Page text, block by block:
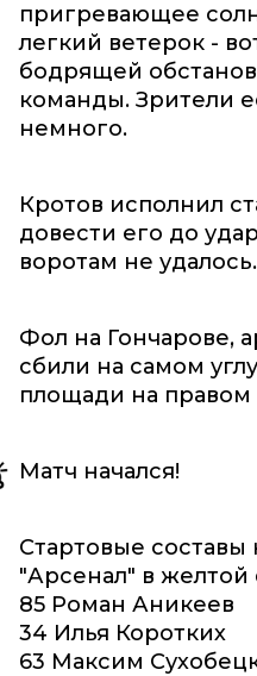
пригревающее
легкий ветерок -
бодрящей
команды. Зрители
немного.
Кротов исполнил
довести его до
воротам не удалось.
Фол на Гончарове,
сбили на самом
площади на правом
Матч начался!
Стартовые составы
"Арсенал" в
85 Роман Аникеев
34 Илья Коротких
63 Максим